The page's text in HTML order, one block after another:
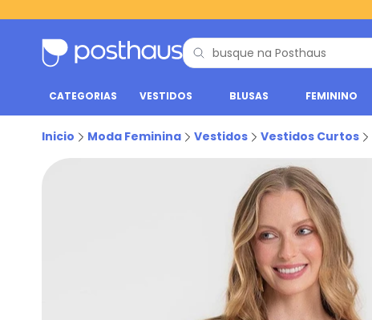
CATEGORIAS VESTIDOS BLUSAS FEMININO
Inicio Moda Feminina Vestidos Vestidos Curtos